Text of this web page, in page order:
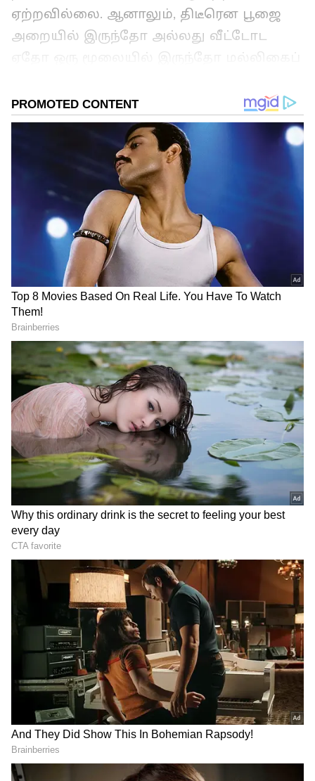
ஏற்றவில்லை. ஆனாலும், திடீரென பூஜை
அறையில் இருந்தோ அல்லது வீட்டோட
அல்லது விபூதி வாசனையோ லேசாக வீசும்.
வீடே மூடியிருந்தாலும் இந்த மாதிரி
தெய்வீக வாசனை திடீரென வந்தா, உங்கள்
வீட்டில் தெய்வ நடமாட்டம் இருக்குன்னு
அர்த்தம்!
ஏசியாநெட் தமிழ்-ஐ உங்கள் முதன்மைத்
தேர்வாக்குங்கள்
2
5
Image Credit :Getty
காற்றே இல்லாமல் அசையும் தீபம்:
உங்கள் வீட்டுப் பூஜை அறையில ஃபேன்
ஓடவில்லை, ஜன்னல் வழியாக காற்றும்
வரவில்லை. ஆனாலும் காம்பாக்ட்-ஆ
இருக்குற அந்த இடத்தில் இருக்கும்